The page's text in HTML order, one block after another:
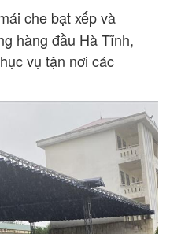
che bạt xếp và
hàng đầu Hà Tĩnh,
vụ tận nơi các